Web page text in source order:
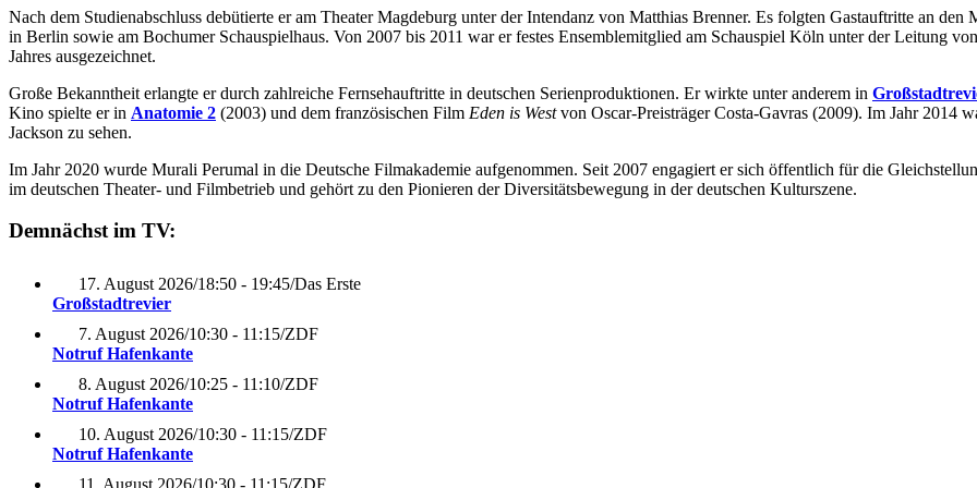
Nach dem Studienabschluss debütierte er am Theater Magdeburg unter der Intendanz von Matthias Brenner. Es folgten Gastauftritte an
in Berlin sowie am Bochumer Schauspielhaus. Von 2007 bis 2011 war er festes Ensemblemitglied am Schauspiel Köln unter der Leitung
Jahres ausgezeichnet.
Große Bekanntheit erlangte er durch zahlreiche Fernsehauftritte in deutschen Serienproduktionen. Er wirkte unter anderem in
Kino spielte er in Anatomie 2 (2003) und dem französischen Film Eden is Westvon Oscar-Preisträger Costa-Gavras (2009). Im Jahr 2014
Jackson zu sehen.
Im Jahr 2020 wurde Murali Perumal in die Deutsche Filmakademie aufgenommen. Seit 2007 engagiert er sich öffentlich für die
im deutschen Theater- und Filmbetrieb und gehört zu den Pionieren der Diversitätsbewegung in der deutschen Kulturszene.
Demnächst im TV:
17. August 2026/18:50 - 19:45/Das Erste
Großstadtrevier
7. August 2026/10:30 - 11:15/ZDF
Notruf Hafenkante
8. August 2026/10:25 - 11:10/ZDF
Notruf Hafenkante
10. August 2026/10:30 - 11:15/ZDF
Notruf Hafenkante